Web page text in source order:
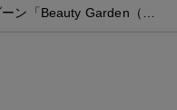
海外不動産のリーディングカ